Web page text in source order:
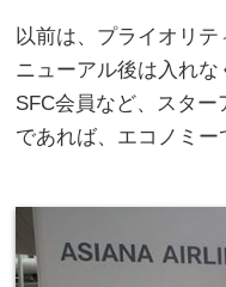
以前は、プライオリテ
ニューアル後は入れ
SFC会員など、スタ
であれば、エコノミ